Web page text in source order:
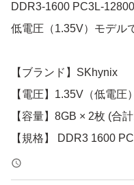
DDR3-1600 PC3L-
低電圧（1.35V）モデル
【ブランド】SKhynix
【電圧】1.35V（低電圧）
【容量】8GB × 2枚 (合
【規格】 DDR3 1600
【商品の状態】目立った